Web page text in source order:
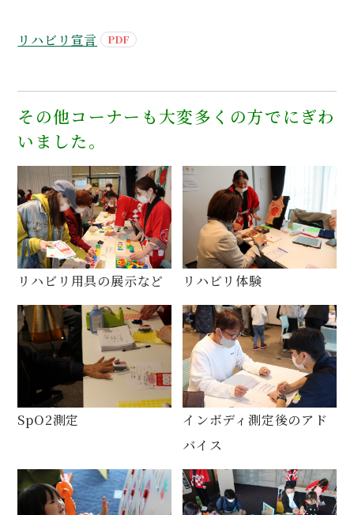
リハビリ宣言
その他コーナーも大変多くの方でにぎわ
いました。
リハビリ用具の展示など リハビリ体験
SpO2測定
インボディ測定後のアド
バイス